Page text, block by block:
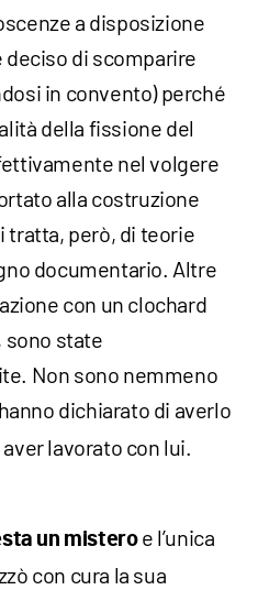
a disposizione
deciso di scomparire
in convento) perché
della fissione del
nel volgere
alla costruzione
tratta, però, di teorie
documentario. Altre
con un clochard
sono state
Non sono nemmeno
dichiarato di averlo
lavorato con lui.
un mistero e l’unica
con cura la sua